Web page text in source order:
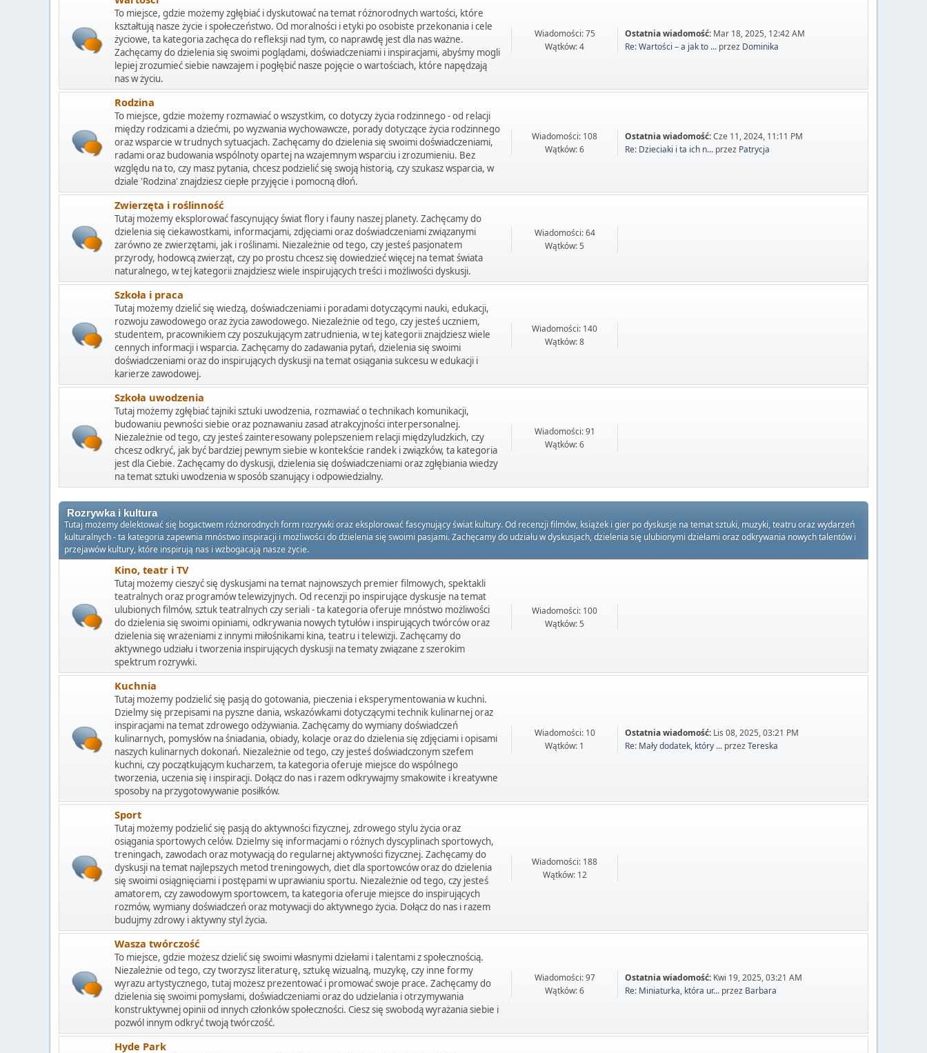
To miejsce, gdzie możemy zgłębiać i dyskutować na temat różnorodnych wartości, które
kształtują nasze życie i społeczeństwo. Od moralności i etyki po osobiste przekonania i cele
życiowe, ta kategoria zachęca do refleksji nad tym, co naprawdę jest dla nas ważne.
Zachęcamy do dzielenia się swoimi poglądami, doświadczeniami i inspiracjami, abyśmy mogli
lepiej zrozumieć siebie nawzajem i pogłębić nasze pojęcie o wartościach, które napędzają
nas w życiu.
Wiadomości: 75
Wątków: 4
Ostatnia wiadomość: Mar 18, 2025, 12:42 AM
Re: Wartości – a jak to ... przez Dominika
Rodzina
To miejsce, gdzie możemy rozmawiać o wszystkim, co dotyczy życia rodzinnego - od relacji
między rodzicami a dziećmi, po wyzwania wychowawcze, porady dotyczące życia rodzinnego
oraz wsparcie w trudnych sytuacjach. Zachęcamy do dzielenia się swoimi doświadczeniami,
radami oraz budowania wspólnoty opartej na wzajemnym wsparciu i zrozumieniu. Bez
względu na to, czy masz pytania, chcesz podzielić się swoją historią, czy szukasz wsparcia, w
dziale 'Rodzina' znajdziesz ciepłe przyjęcie i pomocną dłoń.
Wiadomości: 108
Wątków: 6
Ostatnia wiadomość:Cze 11, 2024, 11:11 PM
Re: Dzieciaki i ta ich n... przez Patrycja
Zwierzęta i roślinność
Tutaj możemy eksplorować fascynujący świat flory i fauny naszej planety. Zachęcamy do
dzielenia się ciekawostkami, informacjami, zdjęciami oraz doświadczeniami związanymi
zarówno ze zwierzętami, jak i roślinami. Niezależnie od tego, czy jesteś pasjonatem
przyrody, hodowcą zwierząt, czy po prostu chcesz się dowiedzieć więcej na temat świata
naturalnego, w tej kategorii znajdziesz wiele inspirujących treści i możliwości dyskusji.
Wiadomości: 64
Wątków: 5
Szkoła i praca
Tutaj możemy dzielić się wiedzą, doświadczeniami i poradami dotyczącymi nauki, edukacji,
rozwoju zawodowego oraz życia zawodowego. Niezależnie od tego, czy jesteś uczniem,
studentem, pracownikiem czy poszukującym zatrudnienia, w tej kategorii znajdziesz wiele
cennych informacji i wsparcia. Zachęcamy do zadawania pytań, dzielenia się swoimi
doświadczeniami oraz do inspirujących dyskusji na temat osiągania sukcesu w edukacji i
karierze zawodowej.
Wiadomości: 140
Wątków: 8
Szkoła uwodzenia
Tutaj możemy zgłębiać tajniki sztuki uwodzenia, rozmawiać o technikach komunikacji,
budowaniu pewności siebie oraz poznawaniu zasad atrakcyjności interpersonalnej.
Niezależnie od tego, czy jesteś zainteresowany polepszeniem relacji międzyludzkich, czy
chcesz odkryć, jak być bardziej pewnym siebie w kontekście randek i związków, ta kategoria
jest dla Ciebie. Zachęcamy do dyskusji, dzielenia się doświadczeniami oraz zgłębiania wiedzy
na temat sztuki uwodzenia w sposób szanujący i odpowiedzialny.
Wiadomości: 91
Wątków: 6
Rozrywka i kultura
Tutaj możemy delektować się bogactwem różnorodnych form rozrywki oraz eksplorować fascynujący świat kultury. Od recenzji filmów, książek i gier po dyskusje na temat sztuki, muzyki, teatru oraz wydarzeń
kulturalnych - ta kategoria zapewnia mnóstwo inspiracji i możliwości do dzielenia się swoimi pasjami. Zachęcamy do udziału w dyskusjach, dzielenia się ulubionymi dziełami oraz odkrywania nowych talentów i
przejawów kultury, które inspirują nas i wzbogacają nasze życie.
Kino, teatr i TV
Tutaj możemy cieszyć się dyskusjami na temat najnowszych premier filmowych, spektakli
teatralnych oraz programów telewizyjnych. Od recenzji po inspirujące dyskusje na temat
ulubionych filmów, sztuk teatralnych czy seriali - ta kategoria oferuje mnóstwo możliwości
do dzielenia się swoimi opiniami, odkrywania nowych tytułów i inspirujących twórców oraz
dzielenia się wrażeniami z innymi miłośnikami kina, teatru i telewizji. Zachęcamy do
aktywnego udziału i tworzenia inspirujących dyskusji na tematy związane z szerokim
spektrum rozrywki.
Wiadomości: 100
Wątków: 5
Kuchnia
Tutaj możemy podzielić się pasją do gotowania, pieczenia i eksperymentowania w kuchni.
Dzielmy się przepisami na pyszne dania, wskazówkami dotyczącymi technik kulinarnej oraz
inspiracjami na temat zdrowego odżywiania. Zachęcamy do wymiany doświadczeń
kulinarnych, pomysłów na śniadania, obiady, kolacje oraz do dzielenia się zdjęciami i opisami
naszych kulinarnych dokonań. Niezależnie od tego, czy jesteś doświadczonym szefem
kuchni, czy początkującym kucharzem, ta kategoria oferuje miejsce do wspólnego
tworzenia, uczenia się i inspiracji. Dołącz do nas i razem odkrywajmy smakowite i kreatywne
sposoby na przygotowywanie posiłków.
Wiadomości: 10
Wątków: 1
Ostatnia wiadomość: Lis 08, 2025, 03:21 PM
Re: Mały dodatek, który ... przezTereska
Sport
Tutaj możemy podzielić się pasją do aktywności fizycznej, zdrowego stylu życia oraz
osiągania sportowych celów. Dzielmy się informacjami o różnych dyscyplinach sportowych,
treningach, zawodach oraz motywacją do regularnej aktywności fizycznej. Zachęcamy do
dyskusji na temat najlepszych metod treningowych, diet dla sportowców oraz do dzielenia
się swoimi osiągnięciami i postępami w uprawianiu sportu. Niezależnie od tego, czy jesteś
amatorem, czy zawodowym sportowcem, ta kategoria oferuje miejsce do inspirujących
rozmów, wymiany doświadczeń oraz motywacji do aktywnego życia. Dołącz do nas i razem
budujmy zdrowy i aktywny styl życia.
Wiadomości: 188
Wątków: 12
Wasza twórczość
To miejsce, gdzie możesz dzielić się swoimi własnymi dziełami i talentami z społecznością.
Niezależnie od tego, czy tworzysz literaturę, sztukę wizualną, muzykę, czy inne formy
wyrazu artystycznego, tutaj możesz prezentować i promować swoje prace. Zachęcamy do
dzielenia się swoimi pomysłami, doświadczeniami oraz do udzielania i otrzymywania
konstruktywnej opinii od innych członków społeczności. Ciesz się swobodą wyrażania siebie i
pozwól innym odkryć twoją twórczość.
Wiadomości: 97
Wątków: 6
Ostatnia wiadomość: Kwi 19, 2025, 03:21 AM
Re: Miniaturka, która ur... przez Barbara
Hyde Park